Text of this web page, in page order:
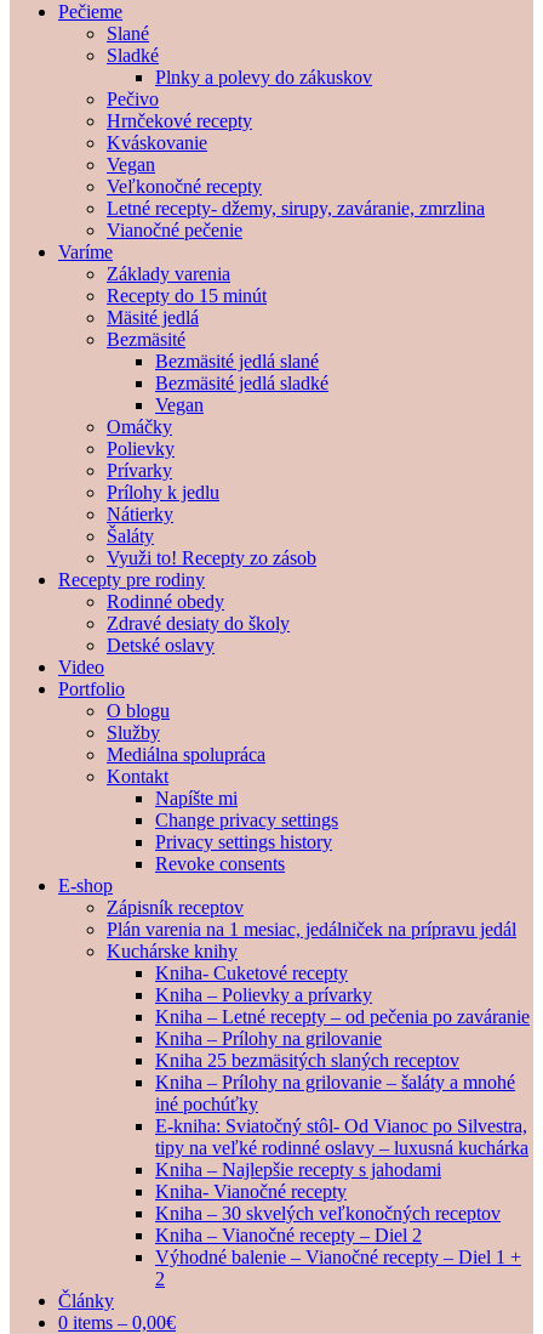
Pečieme
Slané
Sladké
Plnky a polevy do zákuskov
Pečivo
Hrnčekové recepty
Kváskovanie
Vegan
Veľkonočné recepty
Letné recepty- džemy, sirupy, zaváranie, zmrzlina
Vianočné pečenie
Varíme
Základy varenia
Recepty do 15 minút
Mäsité jedlá
Bezmäsité
Bezmäsité jedlá slané
Bezmäsité jedlá sladké
Vegan
Omáčky
Polievky
Prívarky
Prílohy k jedlu
Nátierky
Šaláty
Využi to! Recepty zo zásob
Recepty pre rodiny
Rodinné obedy
Zdravé desiaty do školy
Detské oslavy
Video
Portfolio
O blogu
Služby
Mediálna spolupráca
Kontakt
Napíšte mi
Change privacy settings
Privacy settings history
Revoke consents
E-shop
Zápisník receptov
Plán varenia na 1 mesiac, jedálniček na prípravu jedál
Kuchárske knihy
Kniha- Cuketové recepty
Kniha – Polievky a prívarky
Kniha – Letné recepty – od pečenia po zaváranie
Kniha – Prílohy na grilovanie
Kniha 25 bezmäsitých slaných receptov
Kniha – Prílohy na grilovanie – šaláty a mnohé
iné pochúťky
E-kniha: Sviatočný stôl- Od Vianoc po Silvestra,
tipy na veľké rodinné oslavy – luxusná kuchárka
Kniha – Najlepšie recepty s jahodami
Kniha- Vianočné recepty
Kniha – 30 skvelých veľkonočných receptov
Kniha – Vianočné recepty – Diel 2
Výhodné balenie – Vianočné recepty – Diel 1 +
2
Články
0 items – 0,00€